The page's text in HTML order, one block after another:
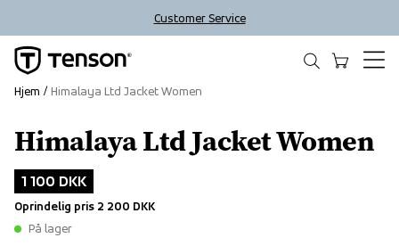
Customer Service
Himalaya Ltd Jacket Women
1 100 DKK
Oprindelig pris 2 200 DKK
På lager
Hjem Himalaya Ltd Jacket Women
Outlet